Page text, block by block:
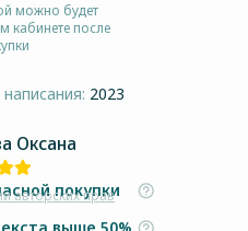
можно будет
кабинете после
2023
Оксана
авторских прав
покупки